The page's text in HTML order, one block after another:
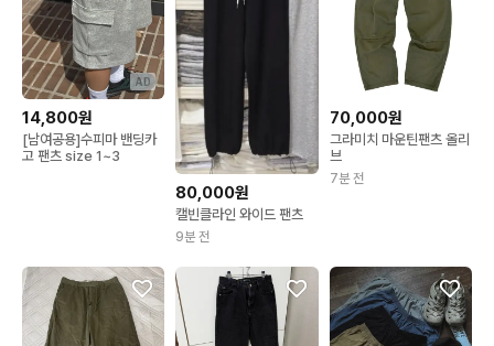
AD
14,800원
[남여공용]수피마 밴딩카
고 팬츠 size 1~3
80,000원
캘빈클라인 와이드 팬츠
9분 전
70,000원
그라미치 마운틴팬츠 올리
브
7분 전